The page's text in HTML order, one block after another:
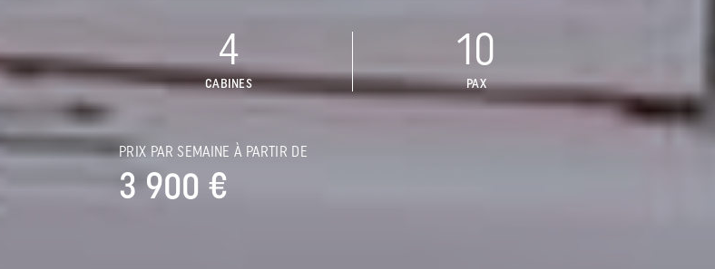
4
CABINES
10
PAX
PRIX PAR SEMAINE À PARTIR DE
3 900 €